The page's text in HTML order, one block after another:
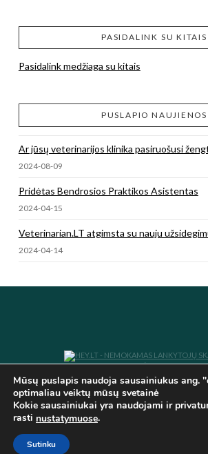
PASIDALINK SU KITAIS
Pasidalink medžiaga su kitais
PUSLAPIO NAUJIENOS
Ar jūsų veterinarijos klinika pasiruošusi
2024-08-09
Pridėtas Bendrosios Praktikos Asistentas
2024-04-15
Veterinarian.LT atgimsta su nauju
2024-04-14
SUKURTA E.K VISOS TEISĖS
VETERINARIAN.LT
VETERINARIJOS NAUJIENOS
VETERINARINĖS
NORINTIEMS TOBULĖTI
DIRBTINIAI
BESISPECIALIZUOJANTIEMS
Mūsų puslapis naudoja sausainiukus ang.
optimaliau veiktų mūsų svetainė
Kokie sausainiukai yra naudojami ir
rasti nustatymuose.
Sutinku